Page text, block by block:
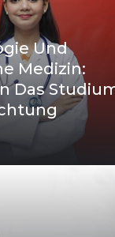
Und
Medizin:
Das